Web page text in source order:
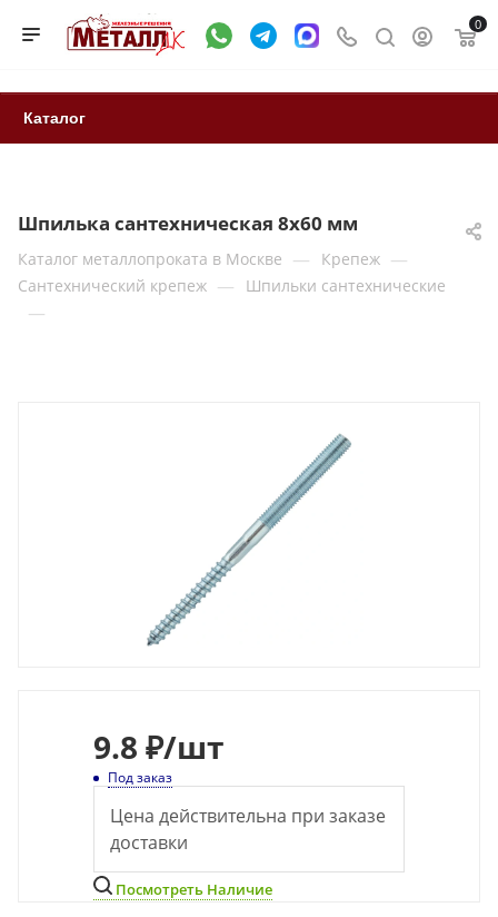
0
Каталог
Шпилька сантехническая 8x60 мм
Каталог металлопроката в Москве — Крепеж —
Сантехнический крепеж — Шпильки сантехнические
—
9.8 ₽/шт
Под заказ
Цена действительна при заказе
доставки
Посмотреть Наличие